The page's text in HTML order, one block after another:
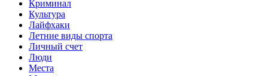
Криминал
Культура
Лайфхаки
Летние виды спорта
Личный счет
Люди
Места